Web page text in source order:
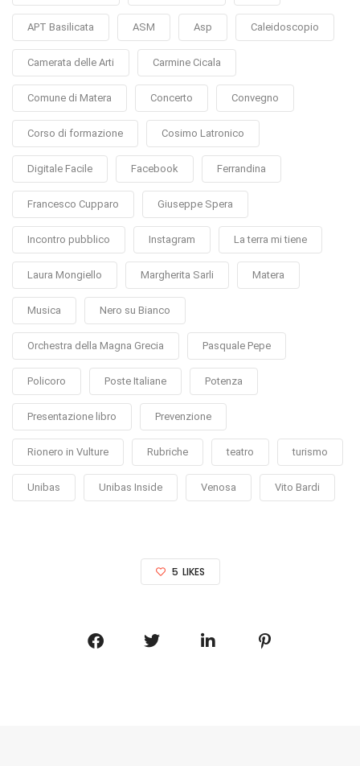
APT Basilicata ASM Asp Caleidoscopio
Camerata delle Arti Carmine Cicala
Comune di Matera Concerto Convegno
Corso di formazione Cosimo Latronico
Digitale Facile Facebook Ferrandina
Francesco Cupparo Giuseppe Spera
Incontro pubblico Instagram La terra mi tiene
Laura Mongiello Margherita Sarli Matera
Musica Nero su Bianco
Orchestra della Magna Grecia Pasquale Pepe
Policoro Poste Italiane Potenza
Presentazione libro Prevenzione
Rionero in Vulture Rubriche teatro turismo
Unibas Unibas Inside Venosa Vito Bardi
5 LIKES